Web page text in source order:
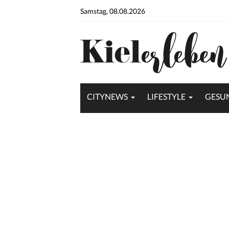
Samstag, 08.08.2026
CITYNEWS LIFESTYLE